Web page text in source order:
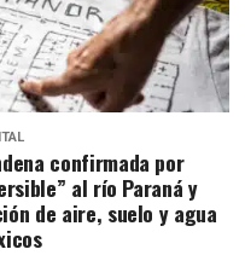
confirmada por
al río Paraná y
de aire, suelo y agua